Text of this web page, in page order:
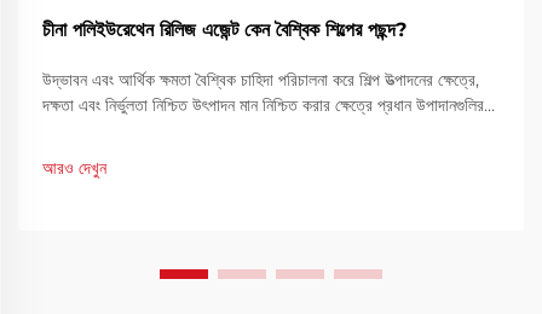
চীনা পলিইউরেথেন রিলিজ এজেন্ট কেন বৈশ্বিক শিল্পের পছন্দ?
উদ্ভাবন এবং আর্থিক ক্ষমতা বৈশ্বিক চাহিদা পরিচালনা করে শিল্প উত্পাদনের ক্ষেত্রে,
দক্ষতা এবং নির্ভুলতা নিশ্চিত উৎপাদন মান নিশ্চিত করার ক্ষেত্রে প্রধান উপাদানগুলির
আরও দেখুন